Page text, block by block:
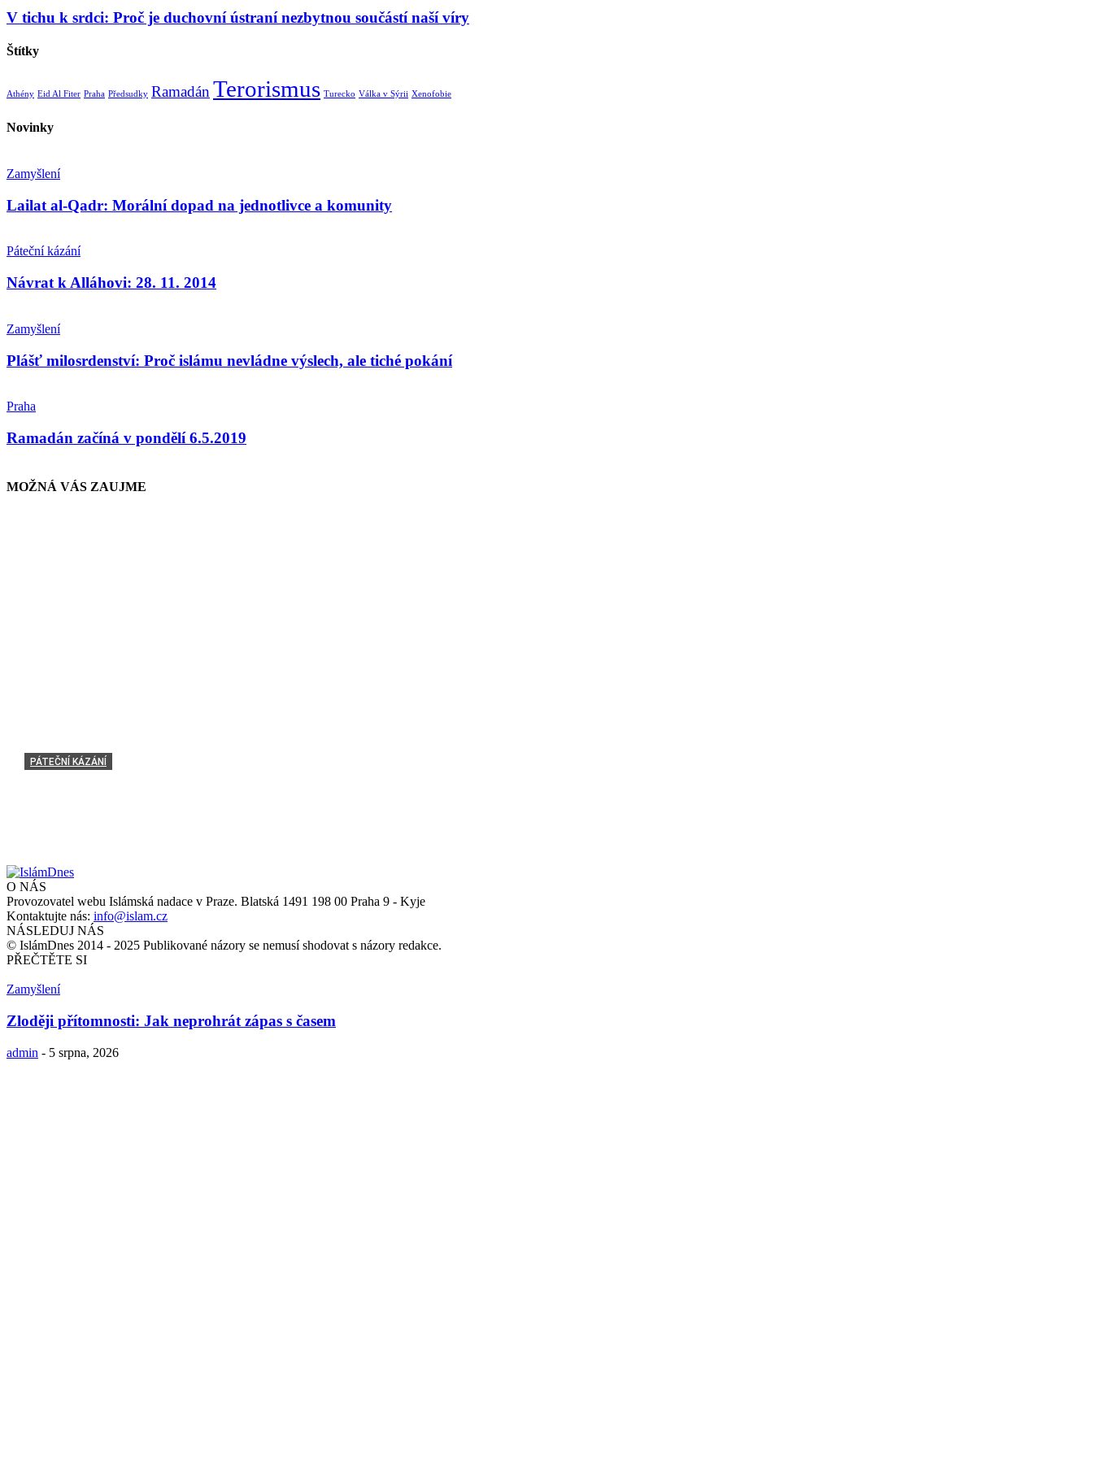
V tichu k srdci: Proč je duchovní ústraní nezbytnou součástí naší víry
Štítky
Athény Eid Al Fiter Praha Předsudky RamadánTerorismus Turecko Válka v Sýrii Xenofobie
Novinky
Zamyšlení
Lailat al-Qadr: Morální dopad na jednotlivce a komunity
Páteční kázání
Návrat k Alláhovi: 28. 11. 2014
Zamyšlení
Plášť milosrdenství: Proč islámu nevládne výslech, ale tiché pokání
Praha
Ramadán začíná v pondělí 6.5.2019
MOŽNÁ VÁS ZAUJME
PÁTEČNÍ KÁZÁNÍ
O NÁS
Provozovatel webu Islámská nadace v Praze. Blatská 1491 198 00 Praha 9 - Kyje
Kontaktujte nás: info@islam.cz
NÁSLEDUJ NÁS
© IslámDnes 2014 - 2025 Publikované názory se nemusí shodovat s názory redakce.
PŘEČTĚTE SI
Zamyšlení
Zloději přítomnosti: Jak neprohrát zápas s časem
admin - 5 srpna, 2026